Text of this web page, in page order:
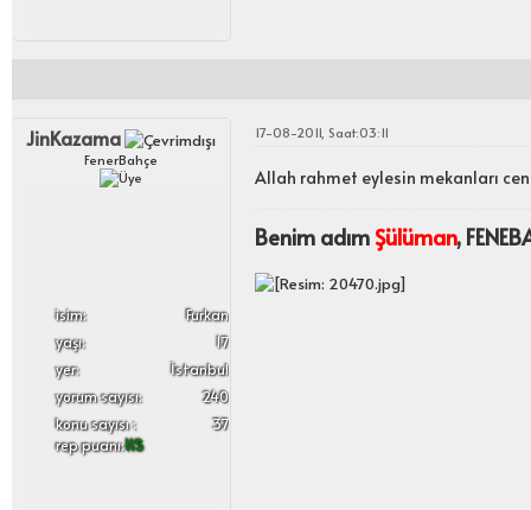
JinKazama
FenerBahçe
i̇sim:
Furkan
yaşı:
17
yer:
İstanbul
yorum sayısı:
240
konu sayısı :
37
rep puanı:115
17-08-2011, Saat:03:11
Allah rahmet eylesin mekanları
Benim adımŞülüman,